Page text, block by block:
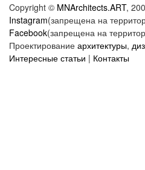
Copyright © MNArchitects.ART,
Instagram(запрещена на
Facebook(запрещена на
Проектирование архитектуры,
Интересные статьи | Контакты